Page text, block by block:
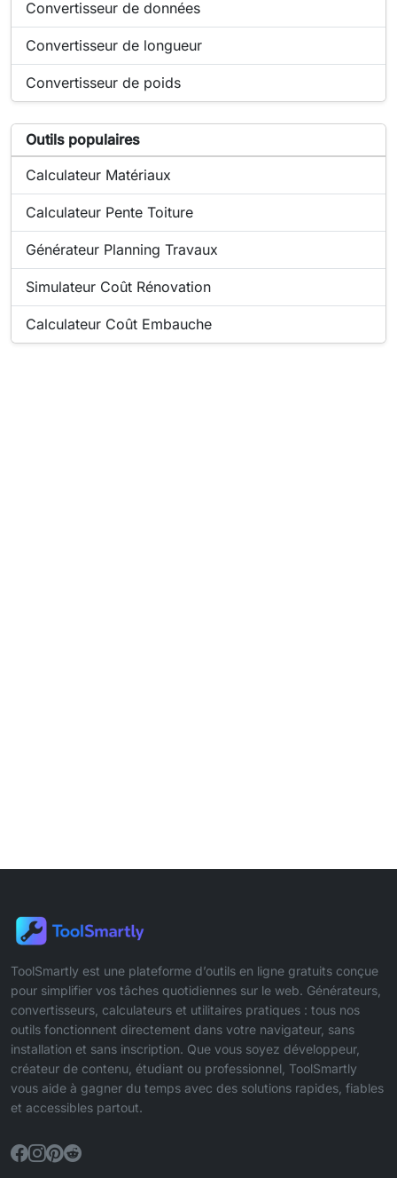
Outil en ligne :
Convertisseur de données
Outil en ligne :
Convertisseur de longueur
Outil en ligne :
Convertisseur de poids
Outils populaires
Liste d'outils populaires liés à Convertisseur de densité
Outil populaire en ligne :
Calculateur Matériaux
Outil populaire en ligne :
Calculateur Pente Toiture
Outil populaire en ligne :
Générateur Planning Travaux
Outil populaire en ligne :
Simulateur Coût Rénovation
Outil populaire en ligne :
Calculateur Coût Embauche
ToolSmartly est une plateforme d’outils en ligne gratuits conçue
pour simplifier vos tâches quotidiennes sur le web. Générateurs,
convertisseurs, calculateurs et utilitaires pratiques : tous nos
outils fonctionnent directement dans votre navigateur, sans
installation et sans inscription. Que vous soyez développeur,
créateur de contenu, étudiant ou professionnel, ToolSmartly
vous aide à gagner du temps avec des solutions rapides, fiables
et accessibles partout.